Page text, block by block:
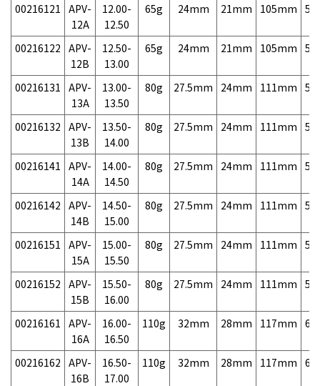
00216121 APV-
12A
12.00-
12.50
65g 24mm 21mm 105mm
00216122 APV-
12B
12.50-
13.00
65g 24mm 21mm 105mm
00216131 APV-
13A
13.00-
13.50
80g 27.5mm 24mm 111mm
00216132 APV-
13B
13.50-
14.00
80g 27.5mm 24mm 111mm
00216141 APV-
14A
14.00-
14.50
80g 27.5mm 24mm 111mm
00216142 APV-
14B
14.50-
15.00
80g 27.5mm 24mm 111mm
00216151 APV-
15A
15.00-
15.50
80g 27.5mm 24mm 111mm
00216152 APV-
15B
15.50-
16.00
80g 27.5mm 24mm 111mm
00216161 APV-
16A
16.00-
16.50
110g 32mm 28mm 117mm
00216162 APV-
16B
16.50-
17.00
110g 32mm 28mm 117mm